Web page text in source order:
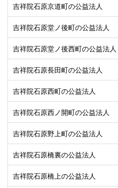
吉祥院石原京道町の公益法人
吉祥院石原堂ノ後町の公益法人
吉祥院石原堂ノ後西町の公益法人
吉祥院石原長田町の公益法人
吉祥院石原西町の公益法人
吉祥院石原西ノ開町の公益法人
吉祥院石原野上町の公益法人
吉祥院石原橋裏の公益法人
吉祥院石原橋上の公益法人